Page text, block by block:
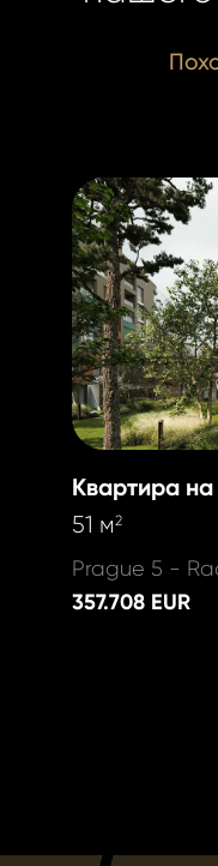
51 м2
Prague 5 -
357.708 EUR